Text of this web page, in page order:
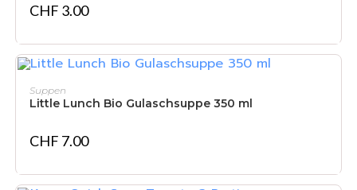
CHF 3.00
Suppen
Little Lunch Bio Gulaschsuppe 350 ml
CHF 7.00